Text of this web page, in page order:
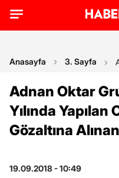
Anasayfa 3. Sayfa
Adnan Oktar
Yılında
Gözaltına
19.09.2018 - 10:49